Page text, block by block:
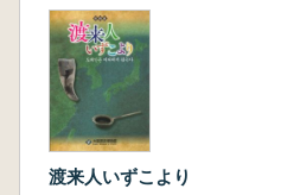
渡来人いずこより